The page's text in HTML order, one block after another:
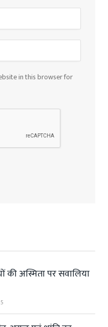
in this browser for
की अस्मिता पर सवालिया